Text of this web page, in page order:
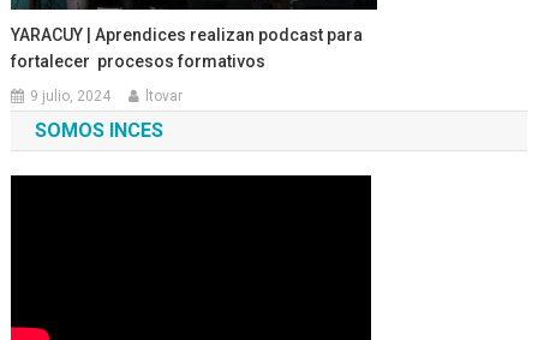
YARACUY | Aprendices realizan podcast para
fortalecer procesos formativos
9 julio, 2024 ltovar
SOMOS INCES